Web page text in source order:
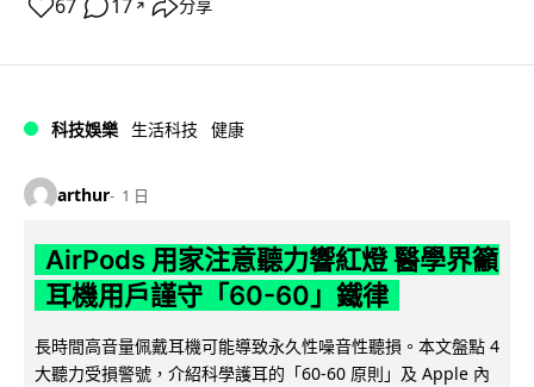
67 17 ↗ 分享
科技娛樂 生活科技 健康
arthur 1 日
AirPods 用家注意聽力響紅燈 醫學界籲
耳機用戶謹守「60-60」鐵律
長時間高音量佩戴耳機可能導致永久性噪音性聽損。本文盤點 4
大聽力受損警號，介紹科學護耳的「60-60 原則」及 Apple 內